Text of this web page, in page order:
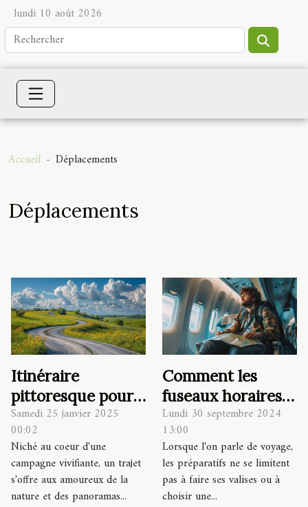
lundi 10 août 2026
Accueil Déplacements
Déplacements
Itinéraire
pittoresque pour
se rendre à la
ferme Bastide
Samedi 25 janvier 2025
00:02
Niché au coeur d'une
campagne vivifiante, un trajet
s'offre aux amoureux de la
nature et des panoramas...
Comment les
fuseaux horaires
affectent votre
expérience de
voyage
Lundi 30 septembre 2024
13:00
Lorsque l'on parle de voyage,
les préparatifs ne se limitent
pas à faire ses valises ou à
choisir une...